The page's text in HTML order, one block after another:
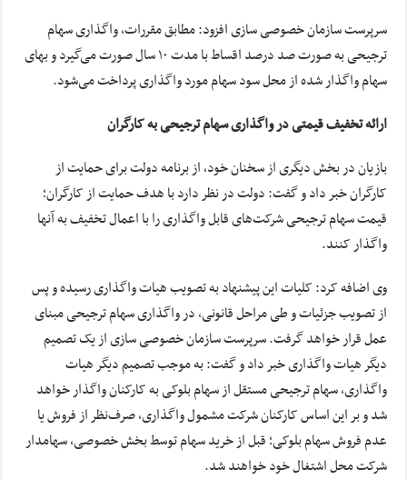
سرپرست سازمان خصوصی سازی افزود: مطابق مقررات، واگذاری سهام
ترجیحی به صورت صد درصد اقساط با مدت ۱۰ سال صورت می‌گیرد و بهای
سهام واگذار شده از محل سود سهام مورد واگذاری پرداخت می‌شود.
ارائه تخفیف قیمتی در واگذاری سهام ترجیحی به کارگران
بازیان در بخش دیگری از سخنان خود، از برنامه دولت برای حمایت از
کارگران خبر داد و گفت: دولت در نظر دارد با هدف حمایت از کارگران؛
قیمت سهام ترجیحی شرکت‌های قابل واگذاری را با اعمال تخفیف به آنها
واگذار کنند.
وی اضافه کرد: کلیات این پیشنهاد به تصویب هیات واگذاری رسیده و پس
از تصویب جزئیات و طی مراحل قانونی، در واگذاری سهام ترجیحی مبنای
عمل قرار خواهد گرفت. سرپرست سازمان خصوصی سازی از یک تصمیم
دیگر هیات واگذاری خبر داد و گفت: به موجب تصمیم دیگر هیات
واگذاری، سهام ترجیحی مستقل از سهام بلوکی به کارکنان واگذار خواهد
شد و بر این اساس کارکنان شرکت مشمول واگذاری، صرف‌نظر از فروش یا
عدم فروش سهام بلوکی؛ قبل از خرید سهام توسط بخش خصوصی، سهامدار
شرکت محل اشتغال خود خواهند شد.